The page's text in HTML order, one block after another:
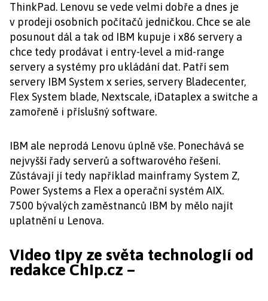
ThinkPad. Lenovu se vede velmi dobře a dnes je
v prodeji osobních počítačů jedničkou. Chce se ale
posunout dál a tak od IBM kupuje i x86 servery a
chce tedy prodávat i entry-level a mid-range
servery a systémy pro ukládání dat. Patří sem
servery IBM System x series, servery Bladecenter,
Flex System blade, Nextscale, iDataplex a switche a
zamořeně i příslušný software.
IBM ale neprodá Lenovu úplně vše. Ponechává se
nejvyšší řady serverů a softwarového řešení.
Zůstávají jí tedy například mainframy System Z,
Power Systems a Flex a operační systém AIX.
7500 bývalých zaměstnanců IBM by mělo najít
uplatnění u Lenova.
Video tipy ze světa technologií od
redakce Chip.cz –